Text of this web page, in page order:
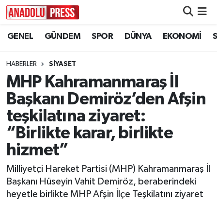
GENEL GÜNDEM SPOR DÜNYA EKONOMİ
HABERLER SİYASET
MHP Kahramanmaraş İl
Başkanı Demiröz’den Afşin
teşkilatına ziyaret:
“Birlikte karar, birlikte
hizmet”
Milliyetçi Hareket Partisi (MHP) Kahramanmaraş İl
Başkanı Hüseyin Vahit Demiröz, beraberindeki
heyetle birlikte MHP Afşin İlçe Teşkilatını ziyaret
Nöbetçi Eczaneler
Hava Durumu
Namaz Vakitleri
Trafik Durumu
Süper Lig Puan Durumu ve Fikstür
Son Dakika Haberleri